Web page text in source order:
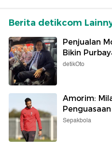
Berita detikcom
Penjualan
Bikin
detikOto
Amorim:
Sepakbola